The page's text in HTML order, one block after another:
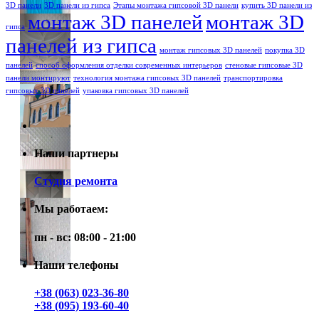
3D панели 3D панели из гипса Этапы монтажа гипсовой 3D панели купить 3D панели из
гипса монтаж 3D панелеймонтаж 3D
панелей из гипса монтаж гипсовых 3D панелей покупка 3D
панелей способ оформления отделки современных интерьеров стеновые гипсовые 3D
панели монтируют технология монтажа гипсовых 3D панелей транспортировка
гипсовых 3D панелей упаковка гипсовых 3D панелей
Наши партнеры
Студия ремонта
Мы работаем:
пн - вс: 08:00 - 21:00
Наши телефоны
+38 (063) 023-36-80
+38 (095) 193-60-40